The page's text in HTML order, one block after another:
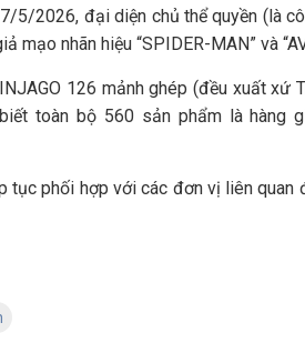
5/2026, đại diện chủ thể quyền (là
nhãn hiệu “SPIDER-MAN” và
126 mảnh ghép (đều xuất xứ
toàn bộ 560 sản phẩm là hàng
phối hợp với các đơn vị liên quan